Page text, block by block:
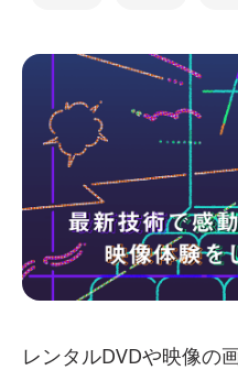
レンタルDVDや映像の